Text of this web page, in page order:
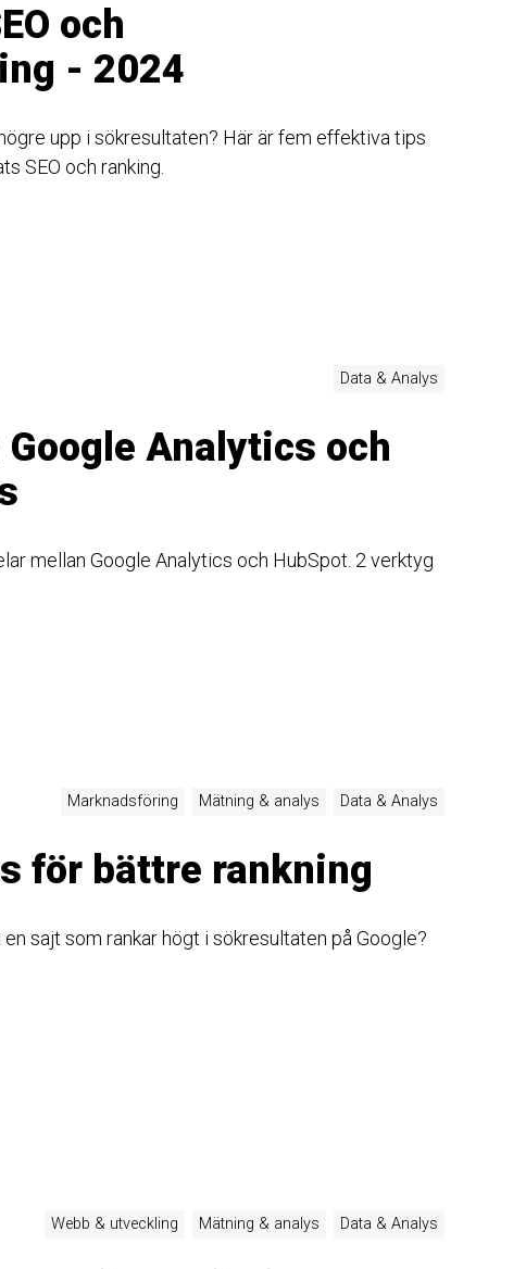
och
- 2024
upp i sökresultaten? Här är fem effektiva tips
SEO och ranking.
Data & Analys
Analytics och
mellan Google Analytics och HubSpot. 2 verktyg
Marknadsföring Mätning & analys Data & Analys
för bättre rankning
sajt som rankar högt i sökresultaten på Google?
Webb & utveckling Mätning & analys Data & Analys